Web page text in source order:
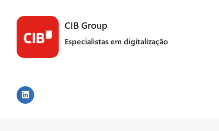
CIB Group
Especialistas em digitalização